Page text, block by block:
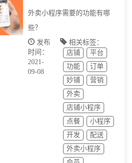
外卖小程序需要的功能有哪
些？
发布
时间：
2021-
09-08
相关标签：
店铺
平台
功能
订单
妙铺
营销
外卖
店铺小程序
点餐
小程序
开发
配送
外卖小程序